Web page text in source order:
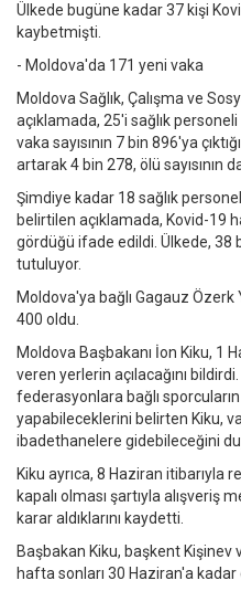
Ülkede bugüne kadar 37 kişi
kaybetmişti.
- Moldova'da 171 yeni vaka
Moldova Sağlık, Çalışma ve
açıklamada, 25'i sağlık
vaka sayısının 7 bin 896'ya
artarak 4 bin 278, ölü sayısının
Şimdiye kadar 18 sağlık
belirtilen açıklamada, Kovid-19
gördüğü ifade edildi. Ülkede, 38
tutuluyor.
Moldova'ya bağlı Gagauz Özerk
400 oldu.
Moldova Başbakanı İon Kiku, 1
veren yerlerin açılacağını
federasyonlara bağlı
yapabileceklerini belirten Kiku,
ibadethanelere gidebileceğini
Kiku ayrıca, 8 Haziran itibarıyla
kapalı olması şartıyla alışveriş
karar aldıklarını kaydetti.
Başbakan Kiku, başkent Kişinev
hafta sonları 30 Haziran'a kadar